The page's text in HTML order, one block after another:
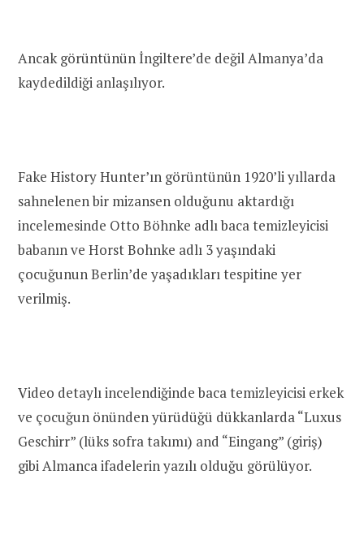
Ancak görüntünün İngiltere’de değil Almanya’da
kaydedildiği anlaşılıyor.
Fake History Hunter’ın görüntünün 1920’li yıllarda
sahnelenen bir mizansen olduğunu aktardığı
incelemesinde Otto Böhnke adlı baca temizleyicisi
babanın ve Horst Bohnke adlı 3 yaşındaki
çocuğunun Berlin’de yaşadıkları tespitine yer
verilmiş.
Video detaylı incelendiğinde baca temizleyicisi erkek
ve çocuğun önünden yürüdüğü dükkanlarda “Luxus
Geschirr” (lüks sofra takımı) and “Eingang” (giriş)
gibi Almanca ifadelerin yazılı olduğu görülüyor.